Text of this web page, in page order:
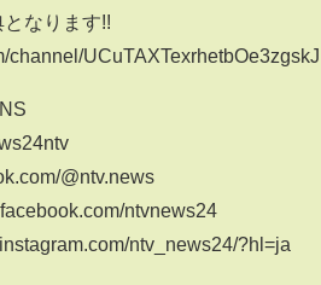
なります!!
channel/
@ntv.news
ntvnews24
ntv_news24/?hl=ja